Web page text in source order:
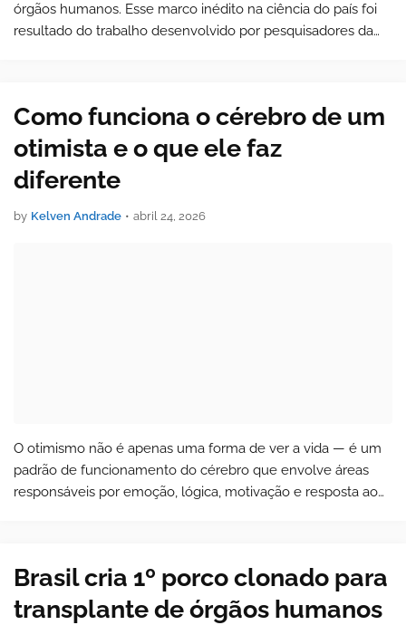
órgãos humanos. Esse marco inédito na ciência do país foi
resultado do trabalho desenvolvido por pesquisadores da
Como funciona o cérebro de um
otimista e o que ele faz
diferente
by Kelven Andrade • abril 24, 2026
O otimismo não é apenas uma forma de ver a vida — é um
padrão de funcionamento do cérebro que envolve áreas
responsáveis por emoção, lógica, motivação e resposta ao
Brasil cria 1º porco clonado para
transplante de órgãos humanos